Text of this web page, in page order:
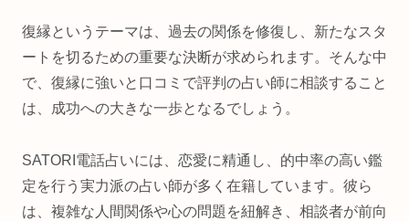
復縁というテーマは、過去の関係を修復し、新たなスタ
ートを切るための重要な決断が求められます。そんな中
で、復縁に強いと口コミで評判の占い師に相談すること
は、成功への大きな一歩となるでしょう。
SATORI電話占いには、恋愛に精通し、的中率の高い鑑
定を行う実力派の占い師が多く在籍しています。彼ら
は、複雑な人間関係や心の問題を紐解き、相談者が前向